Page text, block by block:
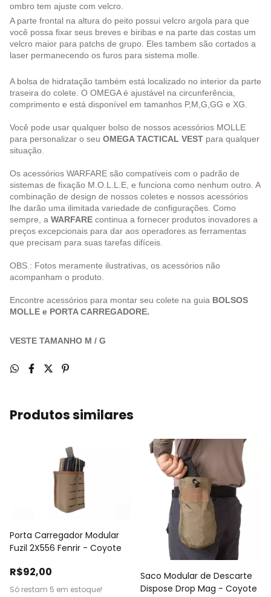
ombro tem ajuste com velcro.
A parte frontal na altura do peito possui velcro argola para que
você possa fixar seus breves e biribas e na parte das costas um
velcro maior para patchs de grupo. Eles tambem são cortados a
laser permanecendo os furos para sistema molle.
A bolsa de hidratação também está localizado no interior da parte
traseira do colete. O OMEGA é ajustável na circunferência,
comprimento e está disponível em tamanhos P,M,G,GG e XG.
Você pode usar qualquer bolso de nossos acessórios MOLLE
para personalizar o seu OMEGA TACTICAL VEST para qualquer
situação.
Os acessórios WARFARE são compatíveis com o padrão de
sistemas de fixação M.O.L.L.E, e funciona como nenhum outro. A
combinação de design de nossos coletes e nossos acessórios
lhe darão uma ilimitada variedade de configurações. Como
sempre, a WARFARE continua a fornecer produtos inovadores a
preços excepcionais para dar aos operadores as ferramentas
que precisam para suas tarefas difíceis.
OBS.: Fotos meramente ilustrativas, os acessórios não
acompanham o produto.
Encontre acessórios para montar seu colete na guia BOLSOS
MOLLE e PORTA CARREGADORE.
VESTE TAMANHO M / G
Produtos similares
Porta Carregador Modular
Fuzil 2X556 Fenrir - Coyote
R$92,00
Só restam 5 em estoque!
Saco Modular de Descarte
Dispose Drop Mag - Coyote